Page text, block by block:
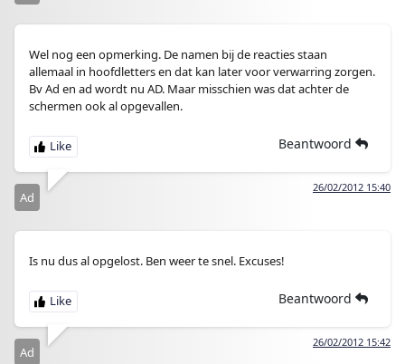
Wel nog een opmerking. De namen bij de reacties staan
allemaal in hoofdletters en dat kan later voor verwarring zorgen.
Bv Ad en ad wordt nu AD. Maar misschien was dat achter de
schermen ook al opgevallen.
Beantwoord
26/02/2012 15:40
Ad
Is nu dus al opgelost. Ben weer te snel. Excuses!
Beantwoord
26/02/2012 15:42
Ad